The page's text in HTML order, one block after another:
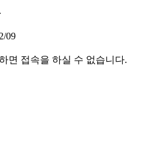
09
면 접속을 하실 수 없습니다.